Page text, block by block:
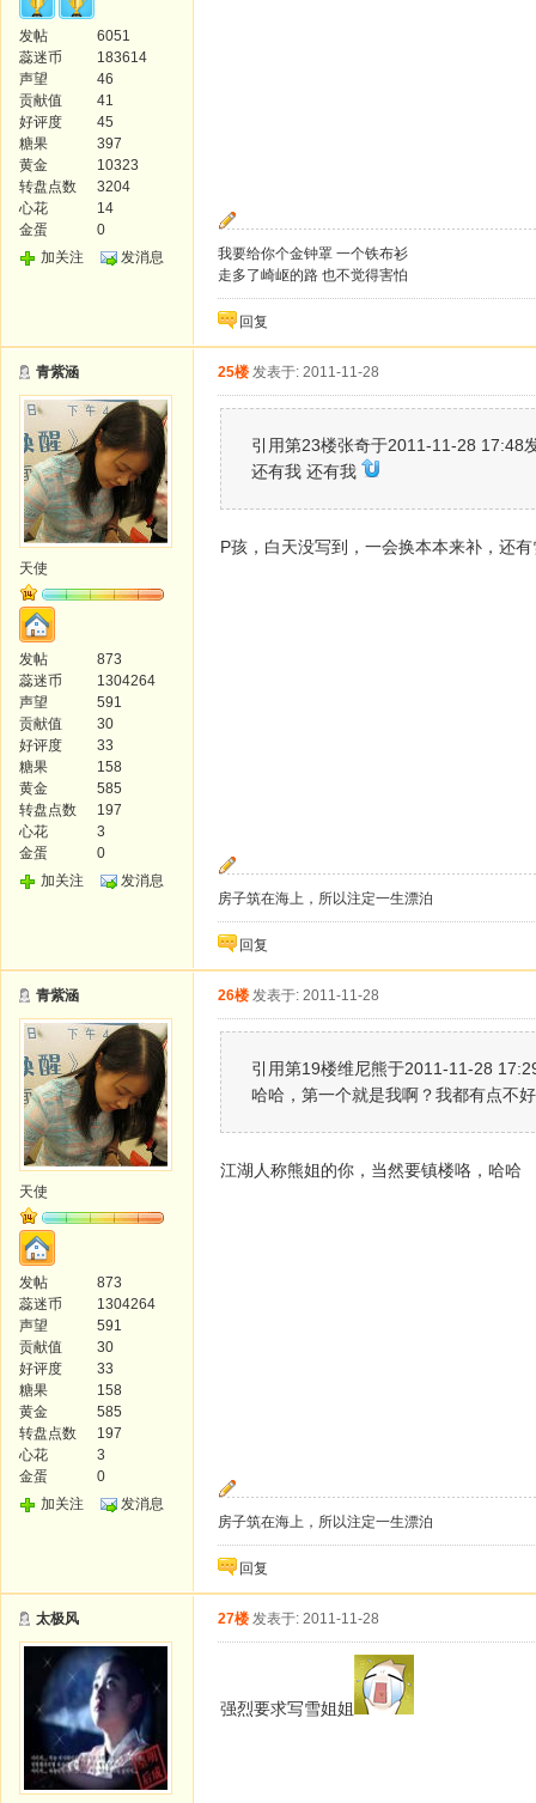
发帖
6051
蕊迷币
183614
声望
46
贡献值
41
好评度
45
糖果
397
黄金
10323
转盘点数
3204
心花
14
金蛋
0
加关注
发消息
我要给你个金钟罩 一个铁布衫
走多了崎岖的路 也不觉得害怕
回复
青紫涵
天使
发帖
873
蕊迷币
1304264
声望
591
贡献值
30
好评度
33
糖果
158
黄金
585
转盘点数
197
心花
3
金蛋
0
加关注
发消息
25楼 发表于: 2011-11-28
引用第23楼张奇于2011-11-28 17:48
还有我 还有我
P孩，白天没写到，一会换本本来补，还
房子筑在海上，所以注定一生漂泊
回复
青紫涵
天使
发帖
873
蕊迷币
1304264
声望
591
贡献值
30
好评度
33
糖果
158
黄金
585
转盘点数
197
心花
3
金蛋
0
加关注
发消息
26楼 发表于: 2011-11-28
引用第19楼维尼熊于2011-11-28
哈哈，第一个就是我啊？我都有点不
江湖人称熊姐的你，当然要镇楼咯，哈哈
房子筑在海上，所以注定一生漂泊
回复
太极风 27楼 发表于: 2011-11-28
强烈要求写雪姐姐